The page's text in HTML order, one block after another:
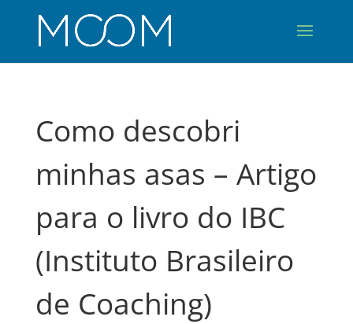
Como descobri
minhas asas – Artigo
para o livro do IBC
(Instituto Brasileiro
de Coaching)